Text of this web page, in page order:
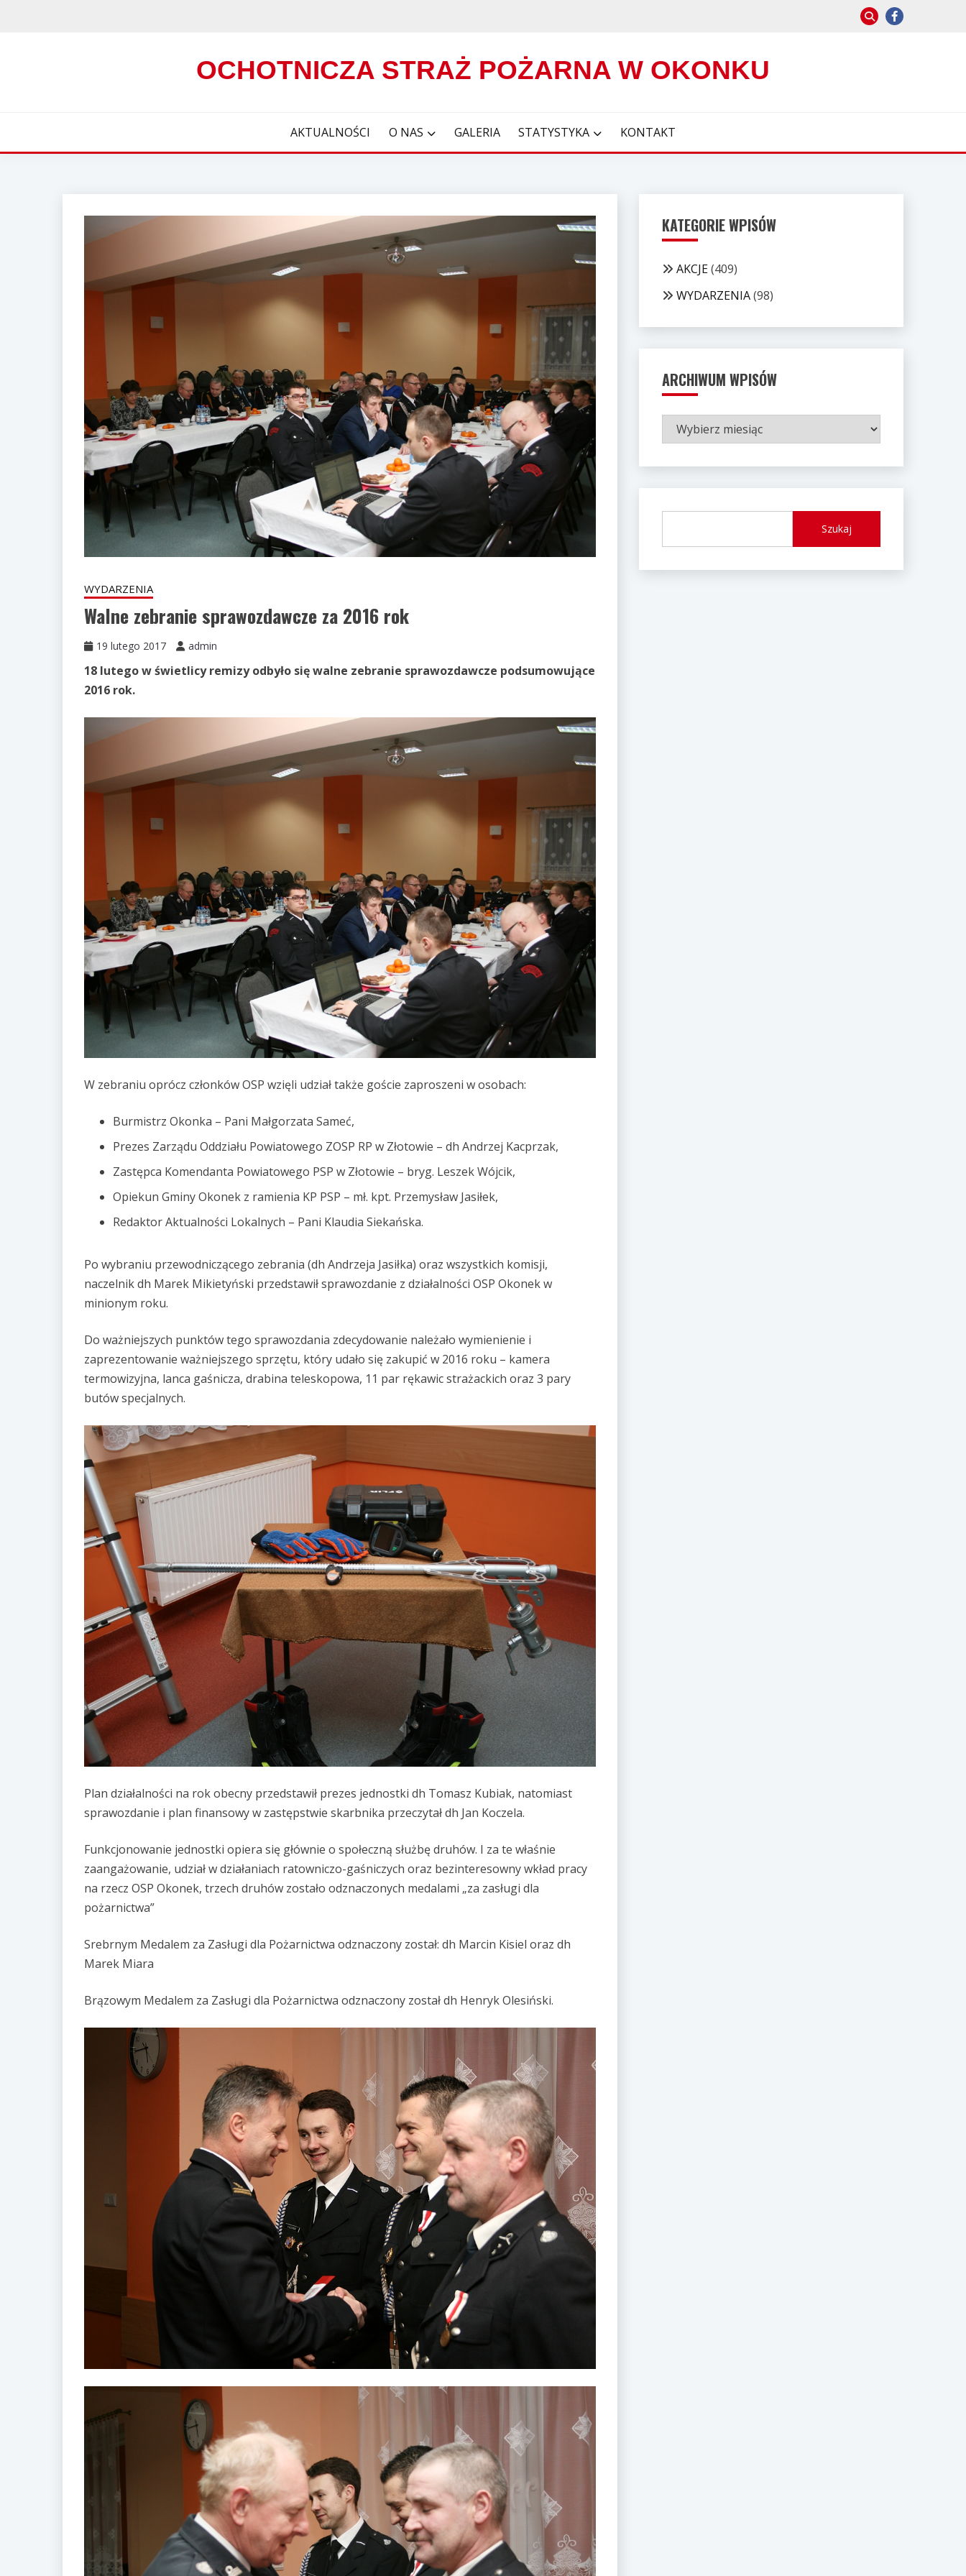
OCHOTNICZA STRAŻ POŻARNA W OKONKU
AKTUALNOŚCI O NAS GALERIA STATYSTYKA KONTAKT
WYDARZENIA
Walne zebranie sprawozdawcze za 2016 rok
19 lutego 2017 admin
18 lutego w świetlicy remizy odbyło się walne zebranie sprawozdawcze podsumowujące
2016 rok.
W zebraniu oprócz członków OSP wzięli udział także goście zaproszeni w osobach:
Burmistrz Okonka – Pani Małgorzata Sameć,
Prezes Zarządu Oddziału Powiatowego ZOSP RP w Złotowie – dh Andrzej Kacprzak,
Zastępca Komendanta Powiatowego PSP w Złotowie – bryg. Leszek Wójcik,
Opiekun Gminy Okonek z ramienia KP PSP – mł. kpt. Przemysław Jasiłek,
Redaktor Aktualności Lokalnych – Pani Klaudia Siekańska.
Po wybraniu przewodniczącego zebrania (dh Andrzeja Jasiłka) oraz wszystkich komisji,
naczelnik dh Marek Mikietyński przedstawił sprawozdanie z działalności OSP Okonek w
minionym roku.
Do ważniejszych punktów tego sprawozdania zdecydowanie należało wymienienie i
zaprezentowanie ważniejszego sprzętu, który udało się zakupić w 2016 roku – kamera
termowizyjna, lanca gaśnicza, drabina teleskopowa, 11 par rękawic strażackich oraz 3 pary
butów specjalnych.
Plan działalności na rok obecny przedstawił prezes jednostki dh Tomasz Kubiak, natomiast
sprawozdanie i plan finansowy w zastępstwie skarbnika przeczytał dh Jan Koczela.
Funkcjonowanie jednostki opiera się głównie o społeczną służbę druhów. I za te właśnie
zaangażowanie, udział w działaniach ratowniczo-gaśniczych oraz bezinteresowny wkład pracy
na rzecz OSP Okonek, trzech druhów zostało odznaczonych medalami „za zasługi dla
pożarnictwa”
Srebrnym Medalem za Zasługi dla Pożarnictwa odznaczony został: dh Marcin Kisiel oraz dh
Marek Miara
Brązowym Medalem za Zasługi dla Pożarnictwa odznaczony został dh Henryk Olesiński.
KATEGORIE WPISÓW
AKCJE(409)
WYDARZENIA(98)
ARCHIWUM WPISÓW
ARCHIWUM
WPISÓW
Szukaj